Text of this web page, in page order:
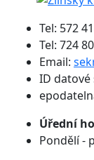
Tel: 572
Tel: 724
Email:
ID datové
Úřední
Pondělí -